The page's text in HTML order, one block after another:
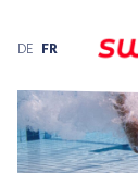
DE FR